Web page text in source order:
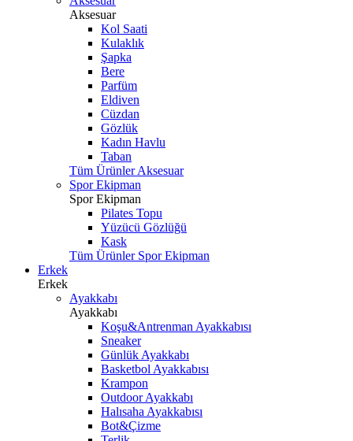
Aksesuar
Kol Saati
Kulaklık
Şapka
Bere
Parfüm
Eldiven
Cüzdan
Gözlük
Kadın Havlu
Taban
Tüm Ürünler Aksesuar
Spor Ekipman
Spor Ekipman
Pilates Topu
Yüzücü Gözlüğü
Kask
Tüm Ürünler Spor Ekipman
Erkek
Erkek
Ayakkabı
Ayakkabı
Koşu&Antrenman Ayakkabısı
Sneaker
Günlük Ayakkabı
Basketbol Ayakkabısı
Krampon
Outdoor Ayakkabı
Halısaha Ayakkabısı
Bot&Çizme